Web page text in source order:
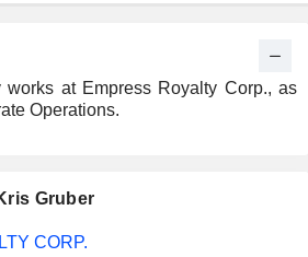
works at Empress Royalty Corp., as
Operations.
Gruber
CORP.